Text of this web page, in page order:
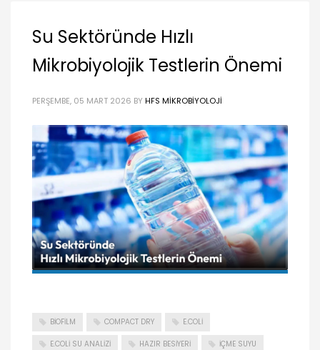
Su Sektöründe Hızlı
Mikrobiyolojik Testlerin Önemi
PERŞEMBE, 05 MART 2026 BY HFS MIKROBIYOLOJI
BIOFILM COMPACT DRY E.COLI
E.COLI SU ANALIZI HAZIR BESIYERI IÇME SUYU